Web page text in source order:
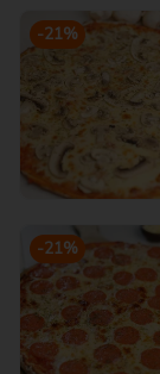
-21%
-21%